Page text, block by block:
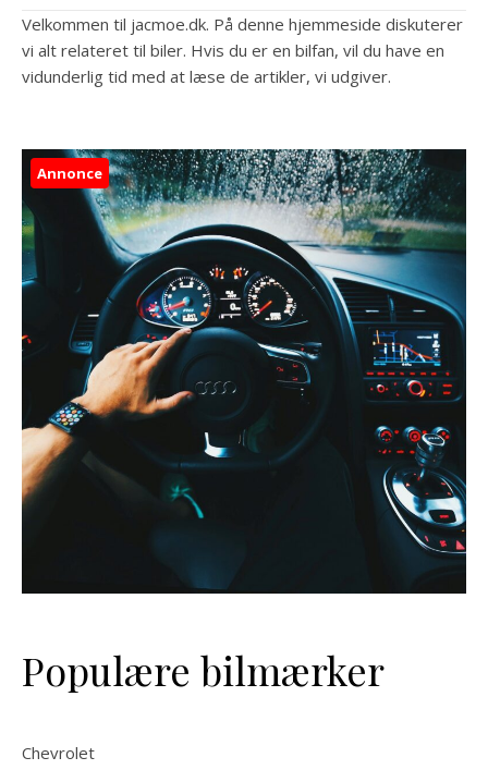
Velkommen til jacmoe.dk. På denne hjemmeside diskuterer
vi alt relateret til biler. Hvis du er en bilfan, vil du have en
vidunderlig tid med at læse de artikler, vi udgiver.
Annonce
Populære bilmærker
Chevrolet